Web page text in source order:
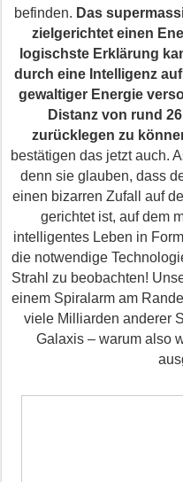
befinden. Das
zielgerichtet einen
logischste Erklärung
durch eine Intelligenz
gewaltiger Energie
Distanz von rund
zurücklegen zu
bestätigen das jetzt auch.
denn sie glauben, dass
einen bizarren Zufall auf
gerichtet ist, auf dem
intelligentes Leben in
die notwendige
Strahl zu beobachten!
einem Spiralarm am
viele Milliarden anderer
Galaxis – warum also